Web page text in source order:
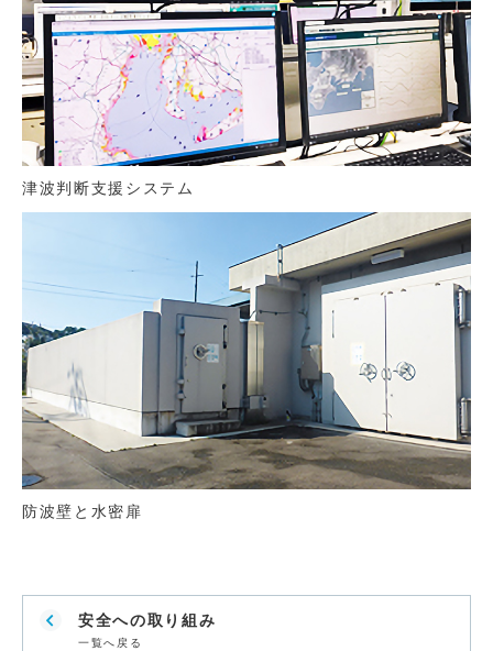
津波判断支援システム
防波壁と水密扉
安全への取り組み
一覧へ戻る